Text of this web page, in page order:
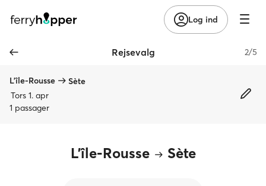
Log ind
Rejsevalg 2/5
L'île-Rousse
Sète
Tors 1. apr
1 passager
L'île-Rousse Sète